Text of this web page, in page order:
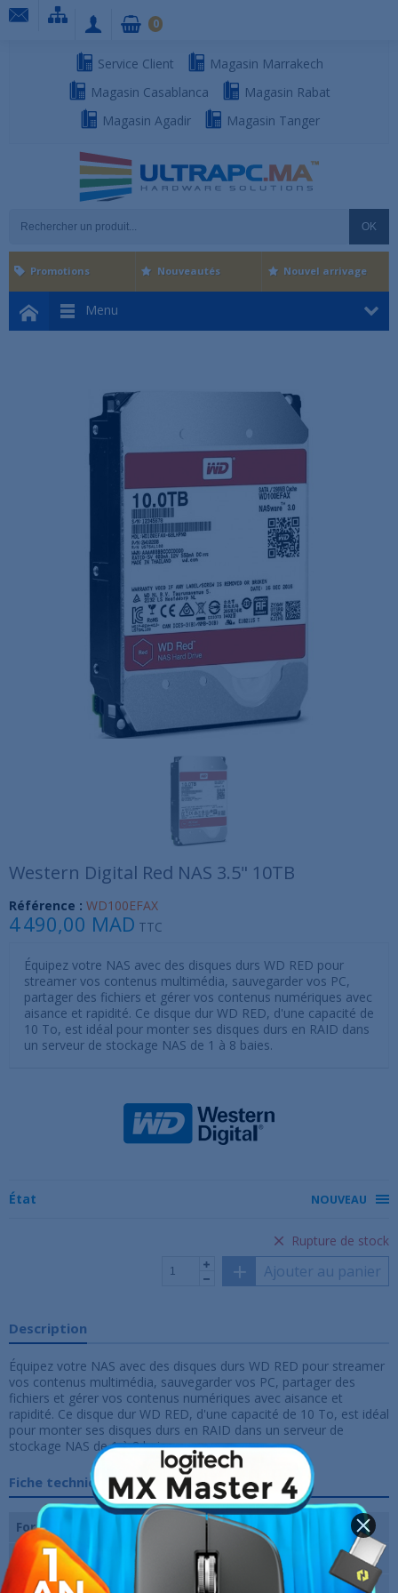
Service Client
Magasin Marrakech
Magasin Casablanca
Magasin Rabat
Magasin Agadir
Magasin Tanger
OK
0
Menu
Promotions Nouveautés Nouvel arrivage
Western Digital Red NAS 3.5" 10TB
Référence : WD100EFAX
4 490,00 MAD TTC
Équipez votre NAS avec des disques durs WD RED pour
streamer vos contenus multimédia, sauvegarder vos PC,
partager des fichiers et gérer vos contenus numériques avec
aisance et rapidité. Ce disque dur WD RED, d'une capacité de
10 To, est idéal pour monter ses disques durs en RAID dans
un serveur de stockage NAS de 1 à 8 baies.
État NOUVEAU
Rupture de stock
Ajouter au panier
Description
Équipez votre NAS avec des disques durs WD RED pour streamer
vos contenus multimédia, sauvegarder vos PC, partager des
fichiers et gérer vos contenus numériques avec aisance et
rapidité. Ce disque dur WD RED, d'une capacité de 10 To, est idéal
pour monter ses disques durs en RAID dans un serveur de
stockage NAS de 1 à 8 baies.
Fiche technique
Format de Disque
Capacité de disque
10 To
Vitesse de rotation
5400 trs/min